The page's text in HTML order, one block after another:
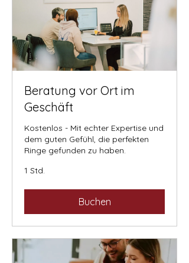
Beratung vor Ort im
Geschäft
Kostenlos - Mit echter Expertise und
dem guten Gefühl, die perfekten
Ringe gefunden zu haben.
1 Std.
Buchen